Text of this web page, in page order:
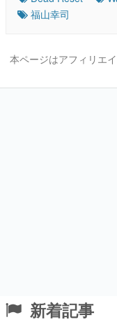
福山幸司
本ページはアフィリエ
新着記事